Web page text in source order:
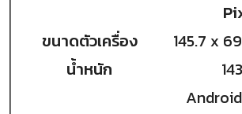
ขนาดตัวเครื่อง
145.7 x
นํ้าหนัก